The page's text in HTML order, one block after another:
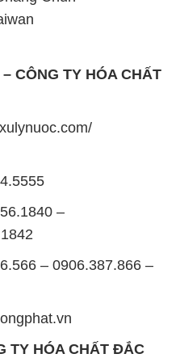
CÔNG TY HÓA CHẤT
–
– 0906.387.866 –
TY HÓA CHẤT ĐẮC